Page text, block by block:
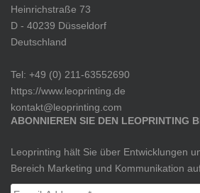
Heinrichstraße 73
D - 40239 Düsseldorf
Deutschland
Tel: +49 (0) 211-63552690
https://www.leoprinting.de
kontakt@leoprinting.com
ABONNIEREN SIE DEN LEOPRINTING
Leoprinting hält Sie über Entwicklungen
Bereich Marketing und Kommunikation